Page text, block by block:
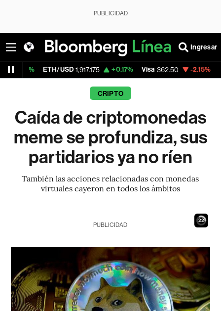
PUBLICIDAD
Ingresar
ETH/USD 1,917.175 +0.17% Visa 362.50 -2.15%
CRIPTO
Caída de criptomonedas
meme se profundiza, sus
partidarios ya no ríen
También las acciones relacionadas con monedas
virtuales cayeron en todos los ámbitos
21
PUBLICIDAD